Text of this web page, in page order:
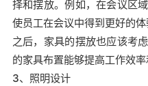
择和摆放。例如，在会议区
使员工在会议中得到更好的体
之后，家具的摆放也应该考
的家具布置能够提高工作效率
3、照明设计